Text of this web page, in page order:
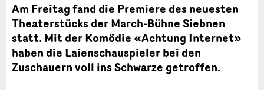
Am Freitag fand die Premiere des neuesten
Theaterstücks der March-Bühne Siebnen
statt. Mit der Komödie «Achtung Internet»
haben die Laienschauspieler bei den
Zuschauern voll ins Schwarze getroffen.